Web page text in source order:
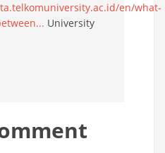
en/what-
University